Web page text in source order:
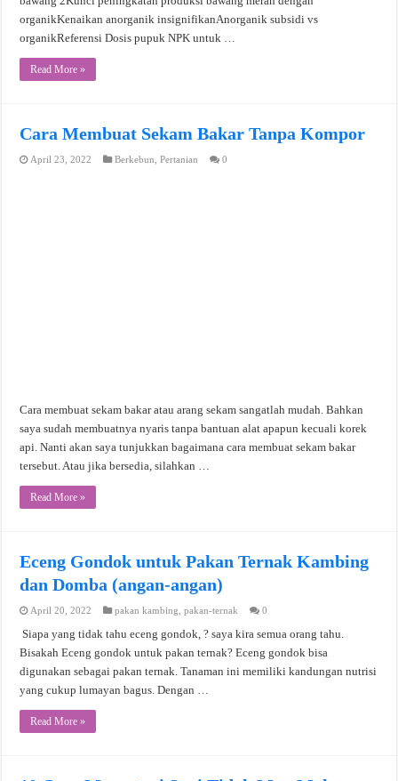
organikKenaikan anorganik insignifikanAnorganik subsidi vs
organikReferensi Dosis pupuk NPK untuk …
Read More »
Cara Membuat Sekam Bakar Tanpa Kompor
April 23, 2022 Berkebun,Pertanian 0
Cara membuat sekam bakar atau arang sekam sangatlah mudah. Bahkan
saya sudah membuatnya nyaris tanpa bantuan alat apapun kecuali korek
api. Nanti akan saya tunjukkan bagaimana cara membuat sekam bakar
tersebut. Atau jika bersedia, silahkan …
Read More »
Eceng Gondok untuk Pakan Ternak Kambing
dan Domba (angan-angan)
April 20, 2022 pakan kambing ,pakan-ternak 0
Siapa yang tidak tahu eceng gondok, ? saya kira semua orang tahu.
Bisakah Eceng gondok untuk pakan ternak? Eceng gondok bisa
digunakan sebagai pakan ternak. Tanaman ini memiliki kandungan nutrisi
yang cukup lumayan bagus. Dengan …
Read More »